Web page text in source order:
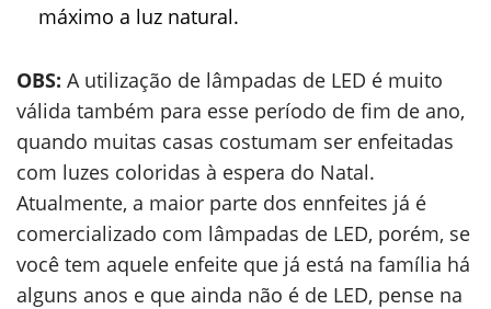
máximo a luz natural.
OBS: A utilização de lâmpadas de LED é muito
válida também para esse período de fim de ano,
quando muitas casas costumam ser enfeitadas
com luzes coloridas à espera do Natal.
Atualmente, a maior parte dos ennfeites já é
comercializado com lâmpadas de LED, porém, se
você tem aquele enfeite que já está na família há
alguns anos e que ainda não é de LED, pense na